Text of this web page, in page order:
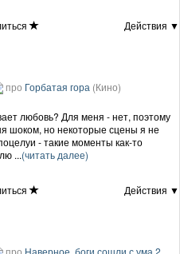
Действия ▼
про Горбатая гора (Кино)
любовь? Для меня - нет, поэтому
шоком, но некоторые сцены я не
- такие моменты как-то
...(читать далее)
Действия ▼
про Наверное, боги сошли с ума 2